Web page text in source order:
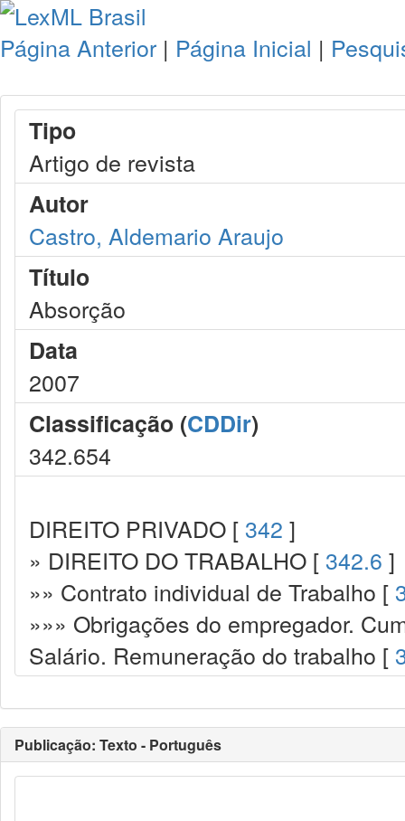
Página Anterior | Página Inicial |
Tipo
Artigo de revista
Autor
Castro, Aldemario Araujo
Título
Absorção
Data
2007
Classificação (CDDir)
342.654
DIREITO PRIVADO [ 342 ]
» DIREITO DO TRABALHO [ 342.6 ]
»» Contrato individual de Trabalho [
»»» Obrigações do empregador.
Salário. Remuneração do trabalho [
Publicação: Texto - Português